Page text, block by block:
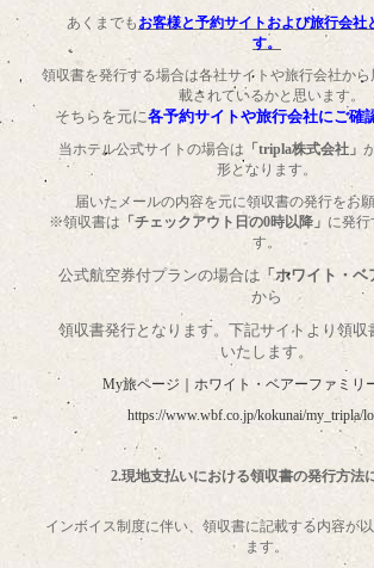
あくまでも お客様と予約サイトおよび旅行会社
す。
領収書を発行する場合は各社サイトや旅行会社か
載されているかと思います。
そちらを元に各予約サイトや旅行会社にご確
当ホテル公式サイトの場合は 「tripla株式会社」
形となります。
届いたメールの内容を元に領収書の発行をお願
※領収書は 「チェックアウト日の0時以降」 に発行
す。
公式航空券付プランの場合は 「ホワイト・ベ
から
領収書発行となります。下記サイトより領収
いたします。
My旅ページ｜ホワイト・ベアーファミリ
https://www.wbf.co.jp/kokunai/my_tripla/
2.現地支払いにおける領収書の発行方法
インボイス制度に伴い、領収書に記載する内容が
ます。